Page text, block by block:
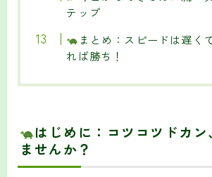
テップ
まとめ：スピードは遅く
れば勝ち！
はじめに：コツコツドカン
ませんか？